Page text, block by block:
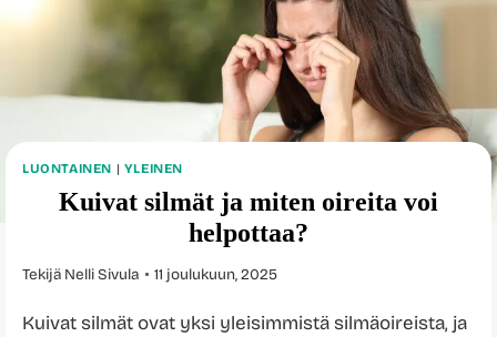
LUONTAINEN | YLEINEN
Kuivat silmät ja miten oireita voi
helpottaa?
Tekijä Nelli Sivula 11 joulukuun, 2025
Kuivat silmät ovat yksi yleisimmistä silmäoireista, ja